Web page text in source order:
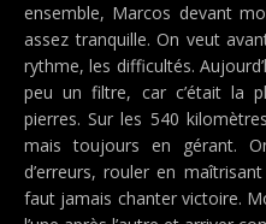
ensemble, Marcos devant
assez tranquille. On veut
rythme, les difficultés.
peu un filtre, car c’était la
pierres. Sur les 540
mais toujours en gérant.
d’erreurs, rouler en
faut jamais chanter victoire.